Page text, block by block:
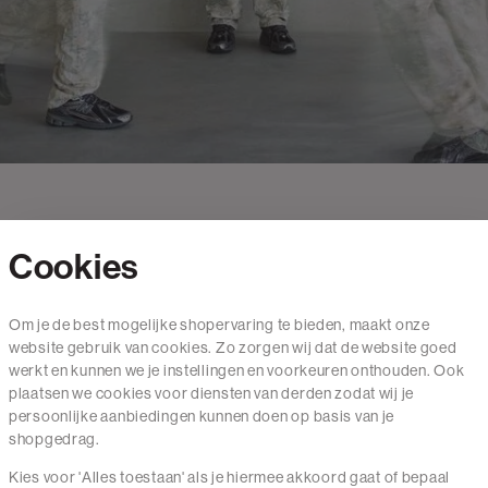
Mail ons
020 - 3412 650
Van maandag t/m vrijdag van 8.30 uur tot 18.00 uur.
Cookies
Om je de best mogelijke shopervaring te bieden, maakt onze
website gebruik van cookies. Zo zorgen wij dat de website goed
werkt en kunnen we je instellingen en voorkeuren onthouden. Ook
plaatsen we cookies voor diensten van derden zodat wij je
persoonlijke aanbiedingen kunnen doen op basis van je
shopgedrag.
Kies voor 'Alles toestaan' als je hiermee akkoord gaat of bepaal